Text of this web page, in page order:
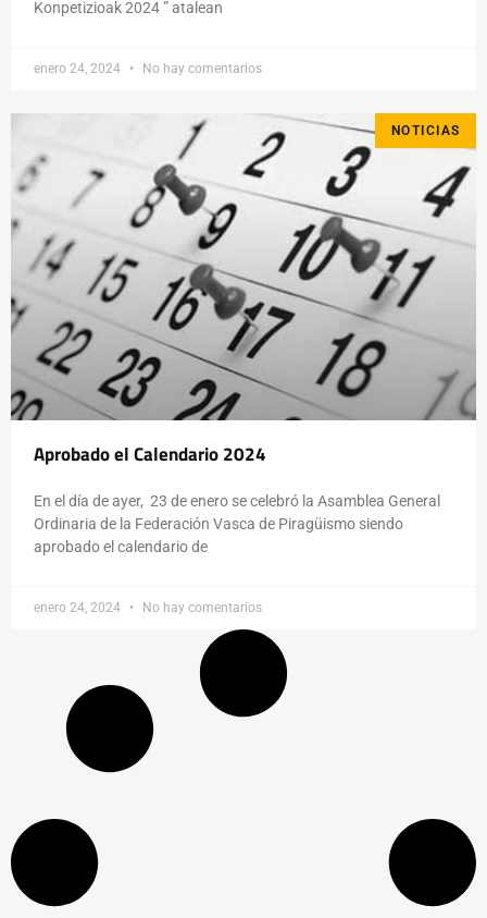
Konpetizioak 2024 ” atalean
enero 24, 2024 No hay comentarios
NOTICIAS
Aprobado el Calendario 2024
En el día de ayer, 23 de enero se celebró la Asamblea General
Ordinaria de la Federación Vasca de Piragüismo siendo
aprobado el calendario de
enero 24, 2024 No hay comentarios